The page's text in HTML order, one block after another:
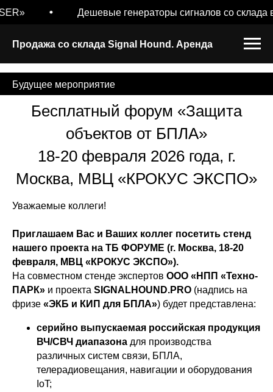
Дешевые генераторы сигналов со склада в
Продажа со склада Signal Hound. Аренда
Будущее мероприятие
Бесплатный форум «Защита
объектов от БПЛА»
18-20 февраля 2026 года, г.
Москва, МВЦ «КРОКУС ЭКСПО»
Уважаемые коллеги!
Приглашаем Вас и Ваших коллег посетить стенд
нашего проекта на ТБ ФОРУМЕ (г. Москва, 18-20
февраля, МВЦ «КРОКУС ЭКСПО»).
На совместном стенде экспертов ООО «НПП «Техно-
ПАРК» и проекта SIGNALHOUND.PRO (надпись на
фризе «ЭКБ и КИП для БПЛА») будет представлена:
серийно выпускаемая российская продукция
ВЧ/СВЧ диапазона для производства
различных систем связи, БПЛА,
телерадиовещания, навигации и оборудования
IoT;